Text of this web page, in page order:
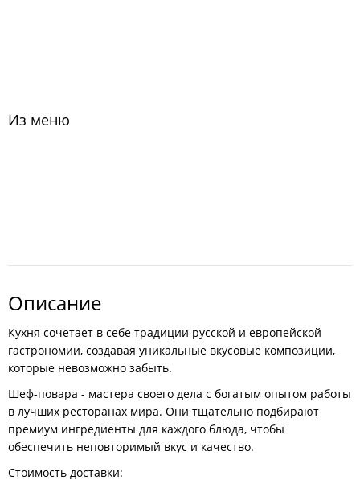
Из меню
Описание
Кухня сочетает в себе традиции русской и европейской
гастрономии, создавая уникальные вкусовые композиции,
которые невозможно забыть.
Шеф-повара - мастера своего дела с богатым опытом работы
в лучших ресторанах мира. Они тщательно подбирают
премиум ингредиенты для каждого блюда, чтобы
обеспечить неповторимый вкус и качество.
Стоимость доставки: